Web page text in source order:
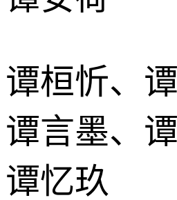
谭桓忻、谭
谭言墨、谭
谭忆玖